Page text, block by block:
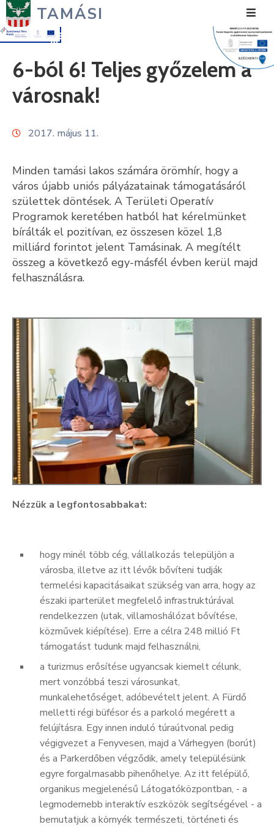
TAMÁSI
Városunk
Polgármesteri
Közérdekű
Turizmus
Fejlesztések
Média
Keresés
6-ból 6! Teljes győzelem a
városnak!
2017. május 11.
Minden tamási lakos számára örömhír, hogy a
város újabb uniós pályázatainak támogatásáról
születtek döntések. A Területi Operatív
Programok keretében hatból hat kérelmünket
bírálták el pozitívan, ez összesen közel 1,8
milliárd forintot jelent Tamásinak. A megítélt
összeg a következő egy-másfél évben kerül majd
felhasználásra.
Nézzük a legfontosabbakat:
hogy minél több cég, vállalkozás települjön a
városba, illetve az itt lévők bővíteni tudják
termelési kapacitásaikat szükség van arra, hogy az
északi iparterület megfelelő infrastruktúrával
rendelkezzen (utak, villamoshálózat bővítése,
közművek kiépítése). Erre a célra 248 millió Ft
támogatást tudunk majd felhasználni,
a turizmus erősítése ugyancsak kiemelt célunk,
mert vonzóbbá teszi városunkat,
munkalehetőséget, adóbevételt jelent. A Fürdő
melletti régi büfésor és a parkoló megérett a
felújításra. Egy innen induló túraútvonal pedig
végigvezet a Fenyvesen, majd a Várhegyen (borút)
és a Parkerdőben végződik, amely településünk
egyre forgalmasabb pihenőhelye. Az itt felépülő,
organikus megjelenésű Látogatóközpontban, - a
legmodernebb interaktív eszközök segítségével - a
bemutatjuk a környék természeti, történeti és